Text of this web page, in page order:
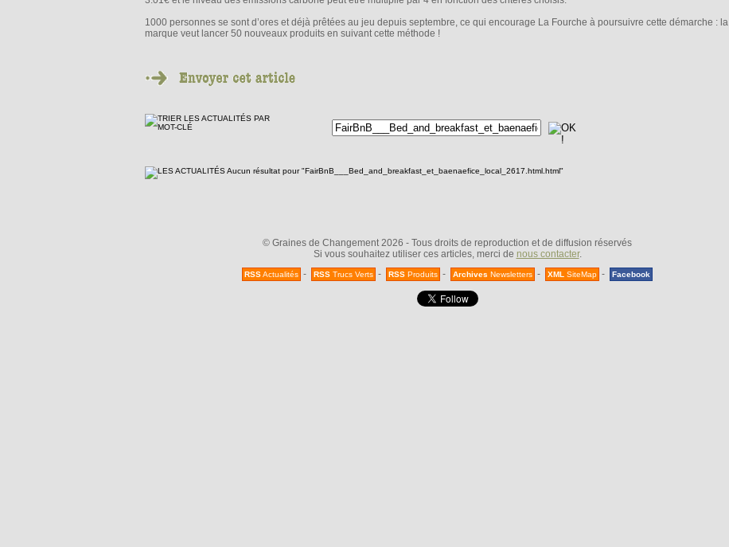
1000 personnes se sont d’ores et déjà prêtées au jeu depuis septembre, ce qui encourage La Fourche à poursuivre cette démarche : la
marque veut lancer 50 nouveaux produits en suivant cette méthode !
Aucun résultat pour "FairBnB___Bed_and_breakfast_et_baenaefice_local_2617.html.html"
© Graines de Changement 2026 - Tous droits de reproduction et de diffusion réservés
Si vous souhaitez utiliser ces articles, merci de nous contacter.
RSSActualités - RSS Trucs Verts - RSS Produits - Archives Newsletters - XML SiteMap - Facebook